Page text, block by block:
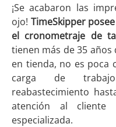
¡Se acabaron las
ojo! TimeSkipper
el cronometraje de
tienen más de 35
en tienda, no es poca
carga de
reabastecimiento
atención al cliente
especializada.